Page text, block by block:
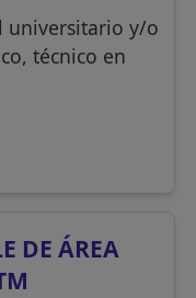
universitario y/o
técnico en
DE ÁREA